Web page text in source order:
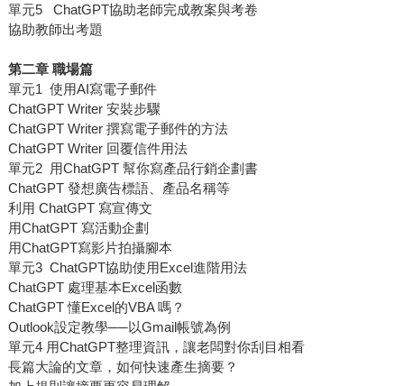
單元5 ChatGPT協助老師完成教案與考卷
協助教師出考題
第二章 職場篇
單元1 使用AI寫電子郵件
ChatGPT Writer 安裝步驟
ChatGPT Writer 撰寫電子郵件的方法
ChatGPT Writer 回覆信件用法
單元2 用ChatGPT 幫你寫產品行銷企劃書
ChatGPT 發想廣告標語、產品名稱等
利用 ChatGPT 寫宣傳文
用ChatGPT 寫活動企劃
用ChatGPT寫影片拍攝腳本
單元3 ChatGPT協助使用Excel進階用法
ChatGPT 處理基本Excel函數
ChatGPT 懂Excel的VBA 嗎？
Outlook設定教學──以Gmail帳號為例
單元4 用ChatGPT整理資訊，讓老闆對你刮目相看
長篇大論的文章，如何快速產生摘要？